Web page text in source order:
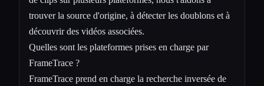
trouver la source d'origine, à détecter les doublons et à
découvrir des vidéos associées.
Quelles sont les plateformes prises en charge par
FrameTrace ?
FrameTrace prend en charge la recherche inversée de